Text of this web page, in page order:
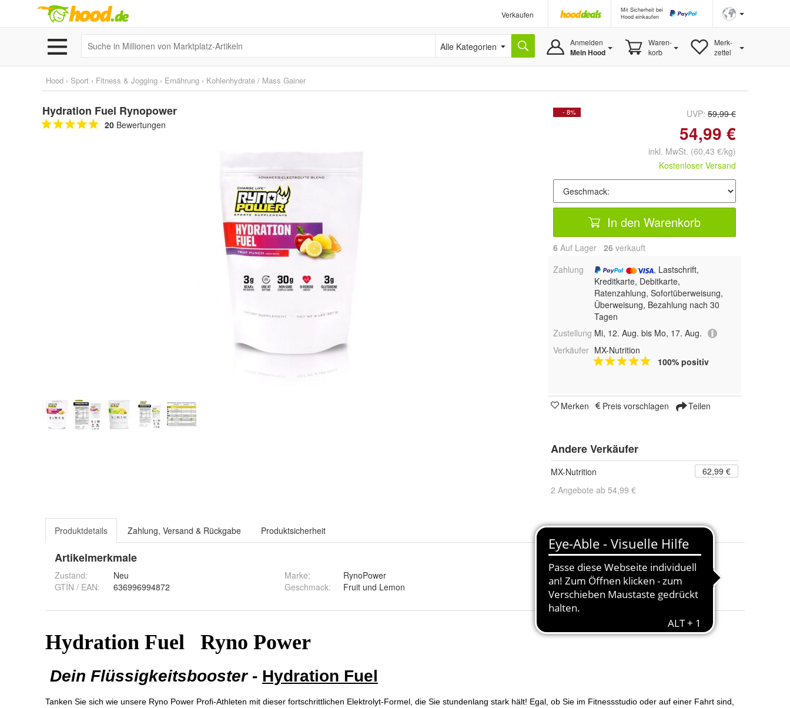
Verkaufen
Mit Sicherheit bei
Hood einkaufen
Alle Kategorien Anmelden
Mein Hood
Waren-
korb
Merk-
zettel
Hood › Sport › Fitness & Jogging › Ernährung › Kohlenhydrate / Mass Gainer
Hydration Fuel Rynopower
20 Bewertungen
- 8% UVP: 59,99 €
54,99 €
inkl. MwSt. (60,43 €/kg)
Kostenloser Versand
In den Warenkorb
6 Auf Lager 26 verkauft
Zahlung
, Lastschrift,
Kreditkarte, Debitkarte,
Ratenzahlung, Sofortüberweisung,
Überweisung, Bezahlung nach 30
Tagen
Zustellung Mi, 12. Aug. bis Mo, 17. Aug.
Verkäufer MX-Nutrition
100% positiv
Merken Preis vorschlagen Teilen
Andere Verkäufer
MX-Nutrition
62,99 €
2 Angebote ab 54,99 €
Produktdetails Zahlung, Versand & Rückgabe Produktsicherheit
Artikelmerkmale
Zustand:
Neu
GTIN / EAN:
636996994872
Marke:
RynoPower
Geschmack: Fruit und Lemon